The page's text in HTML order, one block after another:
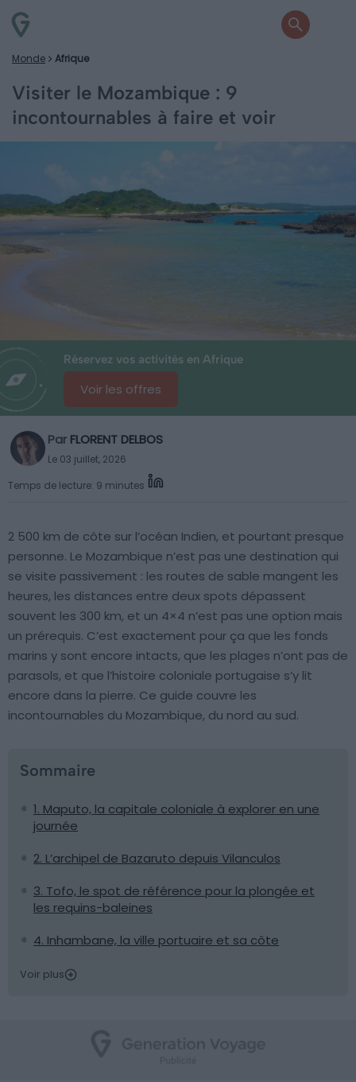
Monde Afrique
Visiter le Mozambique : 9
incontournables à faire et voir
Réservez vos activités en Afrique
Voir les offres
Par FLORENT DELBOS
Le 03 juillet, 2026
Temps de lecture: 9 minutes
2 500 km de côte sur l’océan Indien, et pourtant presque
personne. Le Mozambique n’est pas une destination qui
se visite passivement : les routes de sable mangent les
heures, les distances entre deux spots dépassent
souvent les 300 km, et un 4×4 n’est pas une option mais
un prérequis. C’est exactement pour ça que les fonds
marins y sont encore intacts, que les plages n’ont pas de
parasols, et que l’histoire coloniale portugaise s’y lit
encore dans la pierre. Ce guide couvre les
incontournables du Mozambique, du nord au sud.
Sommaire
1. Maputo, la capitale coloniale à explorer en une
journée
2. L’archipel de Bazaruto depuis Vilanculos
3. Tofo, le spot de référence pour la plongée et
les requins-baleines
4. Inhambane, la ville portuaire et sa côte
Voir plus